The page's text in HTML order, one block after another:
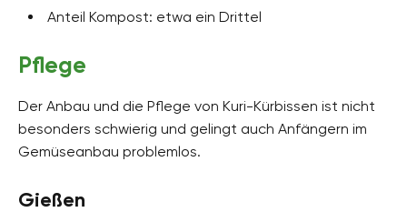
Anteil Kompost: etwa ein Drittel
Pflege
Der Anbau und die Pflege von Kuri-Kürbissen ist nicht
besonders schwierig und gelingt auch Anfängern im
Gemüseanbau problemlos.
Gießen